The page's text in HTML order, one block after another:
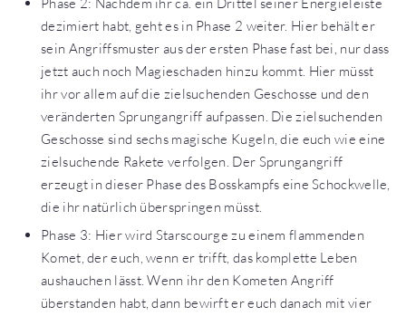
dezimiert habt, geht es in Phase 2 weiter. Hier behält er
sein Angriffsmuster aus der ersten Phase fast bei, nur dass
jetzt auch noch Magieschaden hinzu kommt. Hier müsst
ihr vor allem auf die zielsuchenden Geschosse und den
veränderten Sprungangriff aufpassen. Die zielsuchenden
Geschosse sind sechs magische Kugeln, die euch wie eine
zielsuchende Rakete verfolgen. Der Sprungangriff
erzeugt in dieser Phase des Bosskampfs eine Schockwelle,
die ihr natürlich überspringen müsst.
Phase 3: Hier wird Starscourge zu einem flammenden
Komet, der euch, wenn er trifft, das komplette Leben
aushauchen lässt. Wenn ihr den Kometen Angriff
überstanden habt, dann bewirft er euch danach mit vier